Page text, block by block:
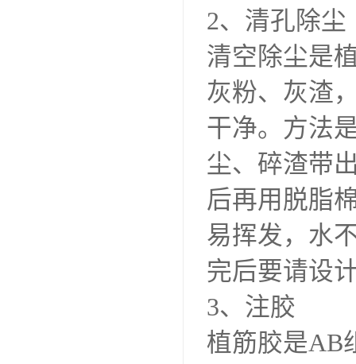
2、清孔除尘
清空除尘是
灰粉、灰渣
干净。方法
尘、碎渣带
后再用脱脂
易挥发，水
完后要请设
3、注胶
植筋胶是AB